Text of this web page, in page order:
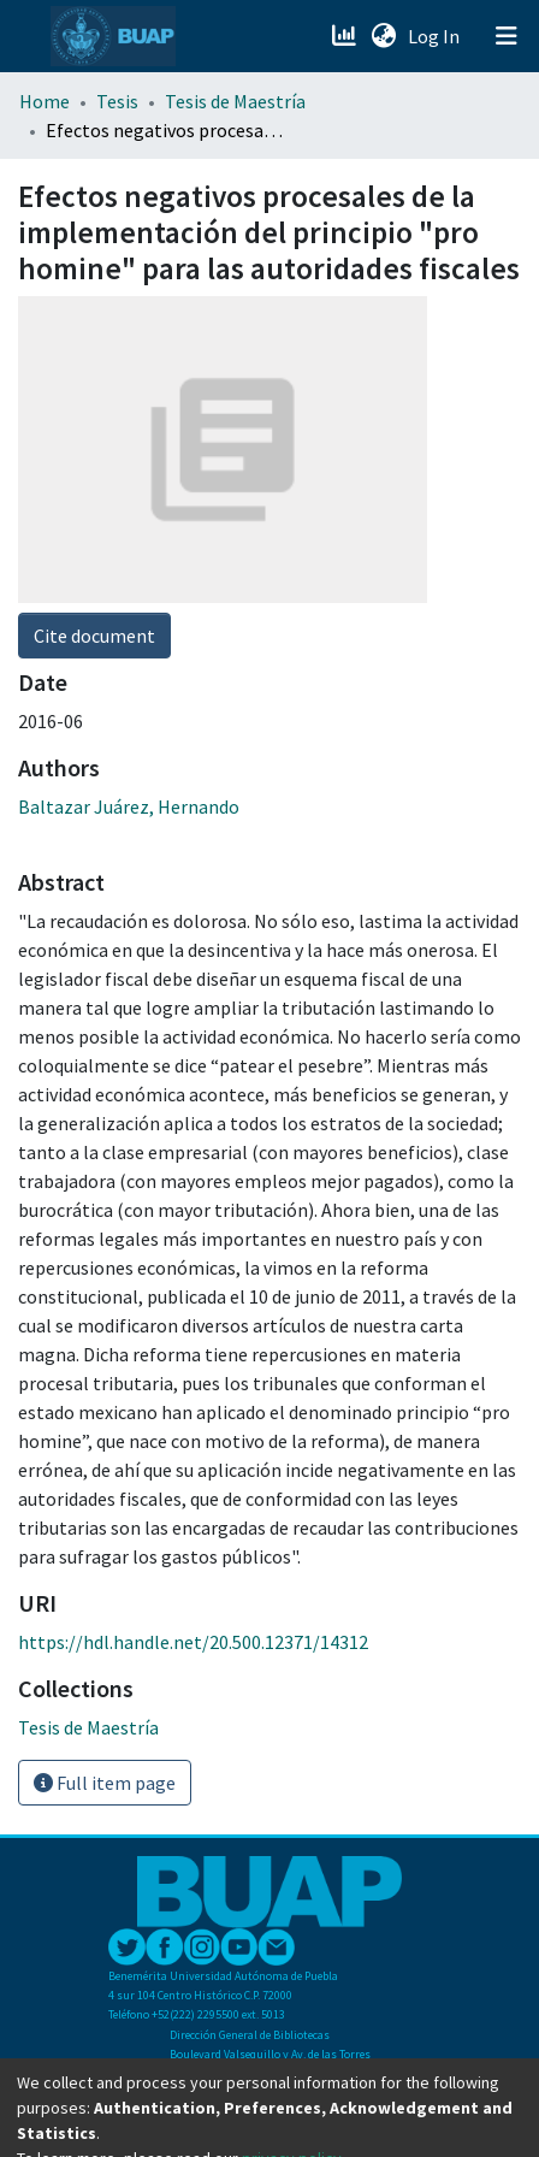
Log In (current)
menu.section.about_menu
Home Tesis
Tesis de Maestría
Efectos negativos procesales de la implementación del principio "pro homine" para las autoridades fiscales
Efectos negativos procesales de la
implementación del principio "pro
homine" para las autoridades fiscales
Cite document
Date
2016-06
Authors
Baltazar Juárez, Hernando
Abstract
"La recaudación es dolorosa. No sólo eso, lastima la actividad
económica en que la desincentiva y la hace más onerosa. El
legislador fiscal debe diseñar un esquema fiscal de una
manera tal que logre ampliar la tributación lastimando lo
menos posible la actividad económica. No hacerlo sería como
coloquialmente se dice “patear el pesebre”. Mientras más
actividad económica acontece, más beneficios se generan, y
la generalización aplica a todos los estratos de la sociedad;
tanto a la clase empresarial (con mayores beneficios), clase
trabajadora (con mayores empleos mejor pagados), como la
burocrática (con mayor tributación). Ahora bien, una de las
reformas legales más importantes en nuestro país y con
repercusiones económicas, la vimos en la reforma
constitucional, publicada el 10 de junio de 2011, a través de la
cual se modificaron diversos artículos de nuestra carta
magna. Dicha reforma tiene repercusiones en materia
procesal tributaria, pues los tribunales que conforman el
estado mexicano han aplicado el denominado principio “pro
homine”, que nace con motivo de la reforma), de manera
errónea, de ahí que su aplicación incide negativamente en las
autoridades fiscales, que de conformidad con las leyes
tributarias son las encargadas de recaudar las contribuciones
para sufragar los gastos públicos".
URI
https://hdl.handle.net/20.500.12371/14312
Collections
Tesis de Maestría
Full item page
Benemérita Universidad Autónoma de Puebla
4 sur 104 Centro Histórico C.P. 72000
Teléfono +52(222) 2295500 ext. 5013
Dirección General de Bibliotecas
Boulevard Valsequillo y Av. de las Torres
Ciudad Universitaria. Col. San Manuel
C.P. 72570
Teléfono +52 (222) 2295500 Ext 2901
We collect and process your personal information for the following
purposes: Authentication, Preferences, Acknowledgement and
Statistics.